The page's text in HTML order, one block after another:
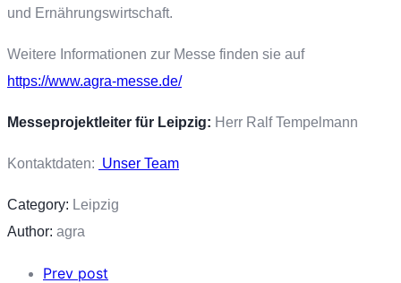
und Ernährungswirtschaft.
Weitere Informationen zur Messe finden sie auf
https://www.agra-messe.de/
Messeprojektleiter für Leipzig: Herr Ralf Tempelmann
Kontaktdaten: Unser Team
Category: Leipzig
Author: agra
Prev post